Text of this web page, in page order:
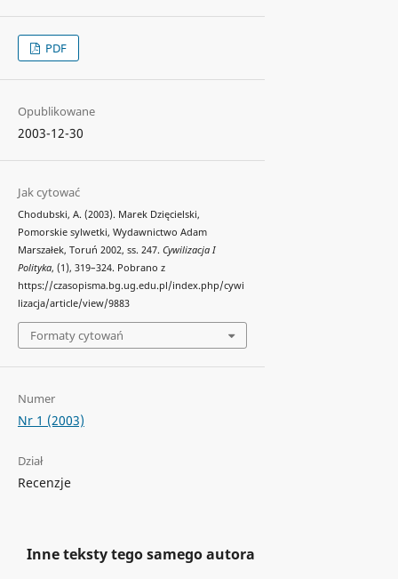
PDF
Opublikowane
2003-12-30
Jak cytować
Chodubski, A. (2003). Marek Dzięcielski,
Pomorskie sylwetki, Wydawnictwo Adam
Marszałek, Toruń 2002, ss. 247. Cywilizacja I
Polityka, (1), 319–324. Pobrano z
https://czasopisma.bg.ug.edu.pl/index.php/cywi
lizacja/article/view/9883
Formaty cytowań
Numer
Nr 1 (2003)
Dział
Recenzje
Inne teksty tego samego autora